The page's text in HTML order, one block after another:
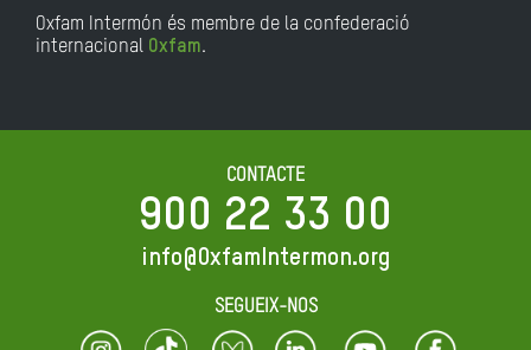
Oxfam Intermón és membre de la confederació
internacional Oxfam.
CONTACTE
900 22 33 00
info@OxfamIntermon.org
SEGUEIX-NOS